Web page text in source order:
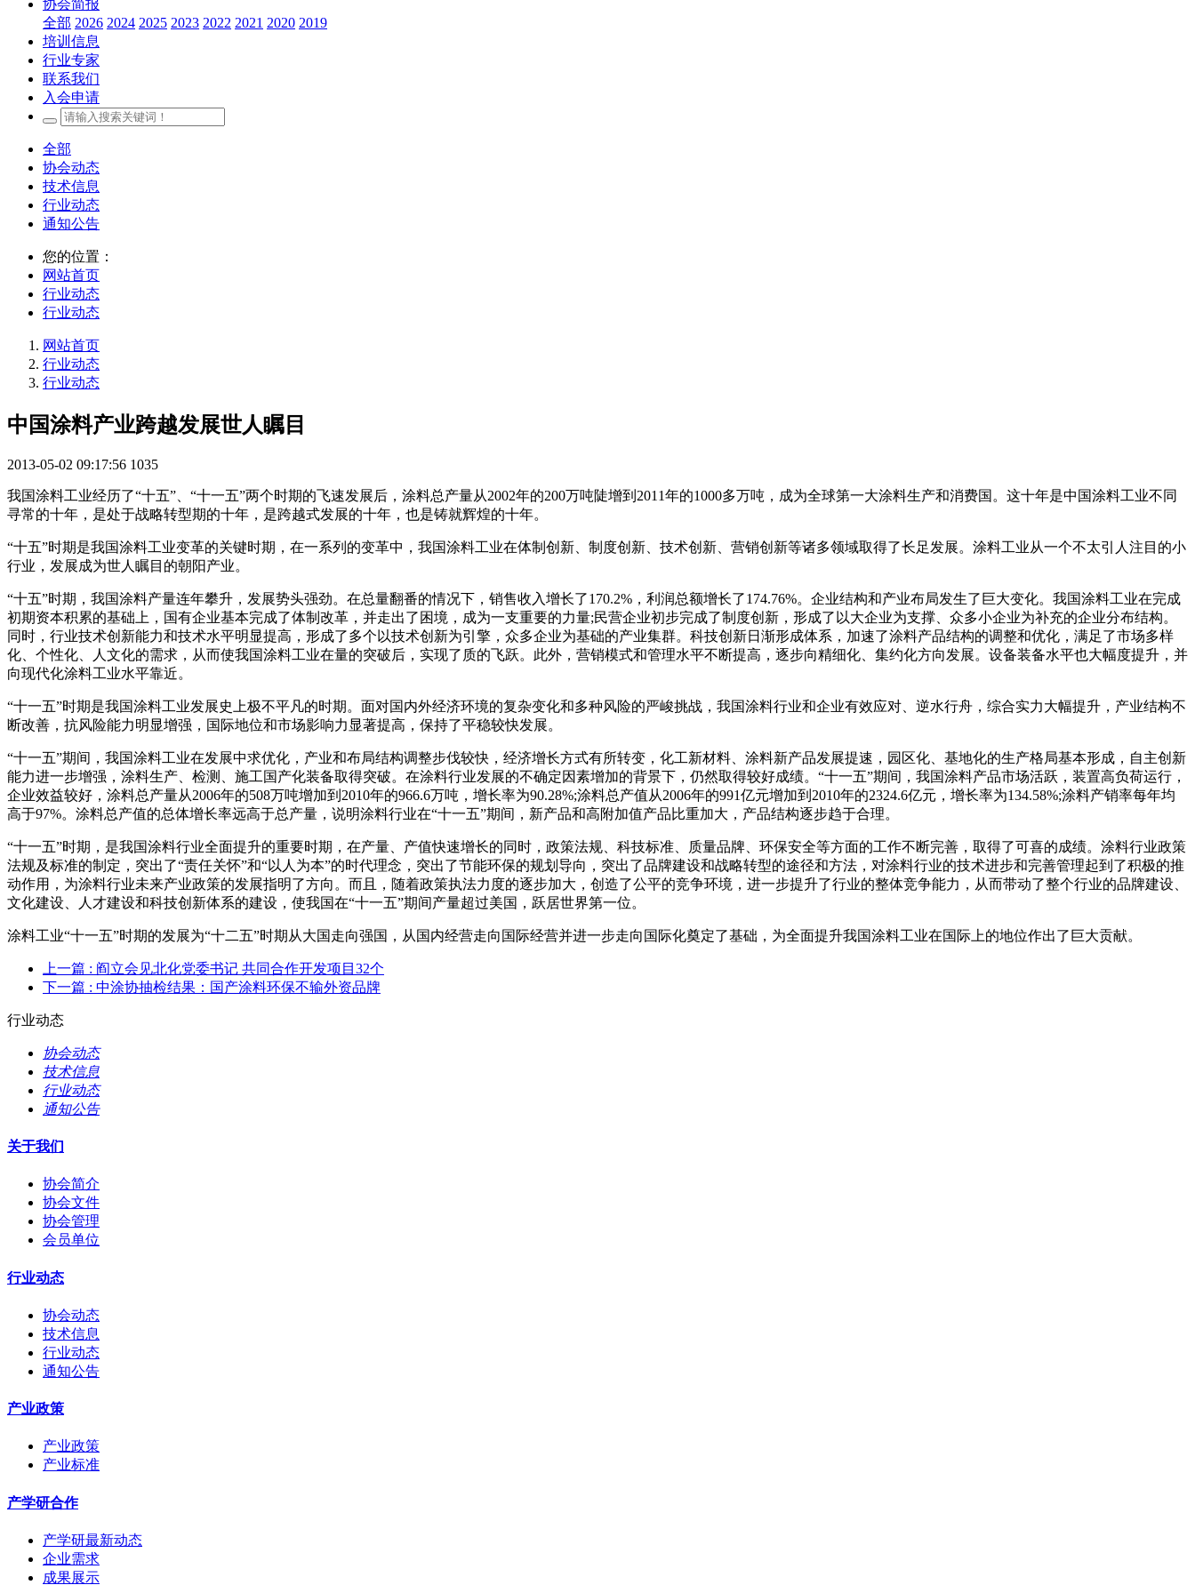
协会简报
全部 2026 2024 2025 2023 2022 2021 2020 2019
培训信息
行业专家
联系我们
入会申请
全部
协会动态
技术信息
行业动态
通知公告
您的位置：
网站首页
行业动态
行业动态
网站首页
行业动态
行业动态
中国涂料产业跨越发展世人瞩目
2013-05-02 09:17:56 1035
我国涂料工业经历了“十五”、“十一五”两个时期的飞速发展后，涂料总产量从2002年的200万吨陡增到2011年的1000多万吨，成为全球第一大涂料生产和消费国。这十年是中国涂料工业不同
寻常的十年，是处于战略转型期的十年，是跨越式发展的十年，也是铸就辉煌的十年。
“十五”时期是我国涂料工业变革的关键时期，在一系列的变革中，我国涂料工业在体制创新、制度创新、技术创新、营销创新等诸多领域取得了长足发展。涂料工业从一个不太引人注目的小
行业，发展成为世人瞩目的朝阳产业。
“十五”时期，我国涂料产量连年攀升，发展势头强劲。在总量翻番的情况下，销售收入增长了170.2%，利润总额增长了174.76%。企业结构和产业布局发生了巨大变化。我国涂料工业在完成
初期资本积累的基础上，国有企业基本完成了体制改革，并走出了困境，成为一支重要的力量;民营企业初步完成了制度创新，形成了以大企业为支撑、众多小企业为补充的企业分布结构。
同时，行业技术创新能力和技术水平明显提高，形成了多个以技术创新为引擎，众多企业为基础的产业集群。科技创新日渐形成体系，加速了涂料产品结构的调整和优化，满足了市场多样
化、个性化、人文化的需求，从而使我国涂料工业在量的突破后，实现了质的飞跃。此外，营销模式和管理水平不断提高，逐步向精细化、集约化方向发展。设备装备水平也大幅度提升，并
向现代化涂料工业水平靠近。
“十一五”时期是我国涂料工业发展史上极不平凡的时期。面对国内外经济环境的复杂变化和多种风险的严峻挑战，我国涂料行业和企业有效应对、逆水行舟，综合实力大幅提升，产业结构不
断改善，抗风险能力明显增强，国际地位和市场影响力显著提高，保持了平稳较快发展。
“十一五”期间，我国涂料工业在发展中求优化，产业和布局结构调整步伐较快，经济增长方式有所转变，化工新材料、涂料新产品发展提速，园区化、基地化的生产格局基本形成，自主创新
能力进一步增强，涂料生产、检测、施工国产化装备取得突破。在涂料行业发展的不确定因素增加的背景下，仍然取得较好成绩。“十一五”期间，我国涂料产品市场活跃，装置高负荷运行，
企业效益较好，涂料总产量从2006年的508万吨增加到2010年的966.6万吨，增长率为90.28%;涂料总产值从2006年的991亿元增加到2010年的2324.6亿元，增长率为134.58%;涂料产销率每年均
高于97%。涂料总产值的总体增长率远高于总产量，说明涂料行业在“十一五”期间，新产品和高附加值产品比重加大，产品结构逐步趋于合理。
“十一五”时期，是我国涂料行业全面提升的重要时期，在产量、产值快速增长的同时，政策法规、科技标准、质量品牌、环保安全等方面的工作不断完善，取得了可喜的成绩。涂料行业政策
法规及标准的制定，突出了“责任关怀”和“以人为本”的时代理念，突出了节能环保的规划导向，突出了品牌建设和战略转型的途径和方法，对涂料行业的技术进步和完善管理起到了积极的推
动作用，为涂料行业未来产业政策的发展指明了方向。而且，随着政策执法力度的逐步加大，创造了公平的竞争环境，进一步提升了行业的整体竞争能力，从而带动了整个行业的品牌建设、
文化建设、人才建设和科技创新体系的建设，使我国在“十一五”期间产量超过美国，跃居世界第一位。
涂料工业“十一五”时期的发展为“十二五”时期从大国走向强国，从国内经营走向国际经营并进一步走向国际化奠定了基础，为全面提升我国涂料工业在国际上的地位作出了巨大贡献。
上一篇 : 阎立会见北化党委书记 共同合作开发项目32个
下一篇 : 中涂协抽检结果：国产涂料环保不输外资品牌
行业动态
协会动态
技术信息
行业动态
通知公告
关于我们
协会简介
协会文件
协会管理
会员单位
行业动态
协会动态
技术信息
行业动态
通知公告
产业政策
产业政策
产业标准
产学研合作
产学研最新动态
企业需求
成果展示